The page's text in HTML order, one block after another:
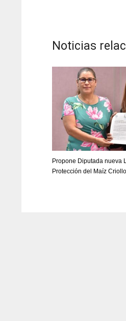
Noticias
Propone Diputada nueva
Protección del Maíz Criollo